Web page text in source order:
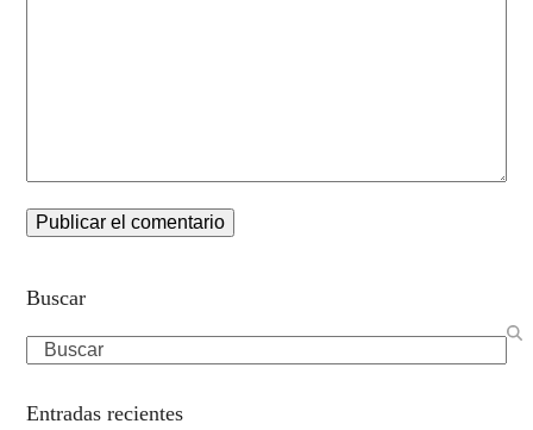
Buscar
Search
Entradas recientes